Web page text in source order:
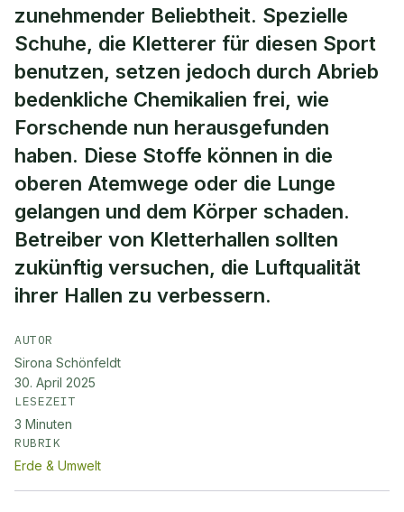
zunehmender Beliebtheit. Spezielle
Schuhe, die Kletterer für diesen Sport
benutzen, setzen jedoch durch Abrieb
bedenkliche Chemikalien frei, wie
Forschende nun herausgefunden
haben. Diese Stoffe können in die
oberen Atemwege oder die Lunge
gelangen und dem Körper schaden.
Betreiber von Kletterhallen sollten
zukünftig versuchen, die Luftqualität
ihrer Hallen zu verbessern.
AUTOR
Sirona Schönfeldt
30. April 2025
LESEZEIT
3 Minuten
RUBRIK
Erde & Umwelt